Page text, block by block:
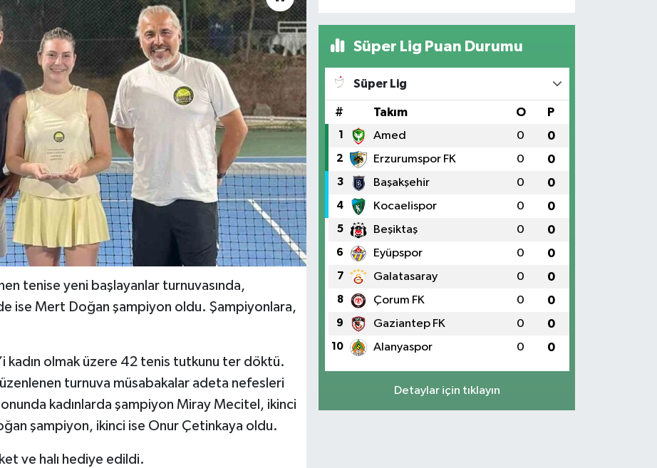
tenise yeni başlayanlar turnuvasında,
ise Mert Doğan şampiyon oldu. Şampiyonlara,
kadın olmak üzere 42 tenis tutkunu ter döktü.
turnuva müsabakalar adeta nefesleri
kadınlarda şampiyon Miray Mecitel, ikinci
şampiyon, ikinci ise Onur Çetinkaya oldu.
ve halı hediye edildi.
Süper Lig Puan Durumu
Süper Lig
# Takım O P
1 Amed 0 0
2 Erzurumspor FK 0 0
3 Başakşehir 0 0
4 Kocaelispor 0 0
5 Beşiktaş 0 0
6 Eyüpspor 0 0
7 Galatasaray 0 0
8 Çorum FK 0 0
9 Gaziantep FK 0 0
10 Alanyaspor 0 0
Detaylar için tıklayın